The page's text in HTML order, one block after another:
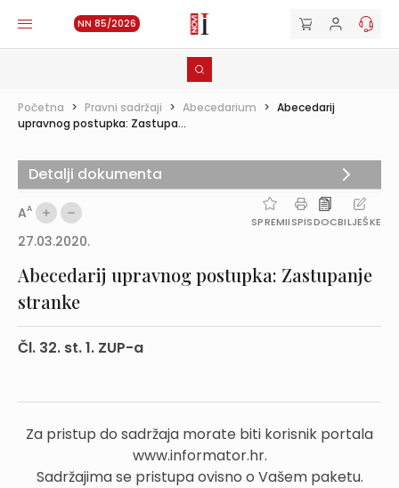
NN 85/2026
Početna > Pravni sadržaji > Abecedarium > Abecedarij
upravnog postupka: Zastupa...
AA
SPREMIISPISDOCBILJEŠKE
27.03.2020.
Abecedarij upravnog postupka: Zastupanje
stranke
Čl. 32. st. 1. ZUP-a
Za pristup do sadržaja morate biti korisnik portala
www.informator.hr.
Sadržajima se pristupa ovisno o Vašem paketu.
Detalji dokumenta